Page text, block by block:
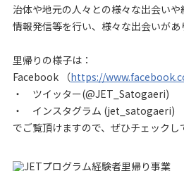
治体や地元の人々との様々な出会い
情報発信等を行い、様々な出会いがあ
里帰りの様子は：
Facebook （https://
・ ツイッター(@JET_Satogaeri)
・ インスタグラム (jet_satogaeri)
でご覧頂けますので、ぜひチェックし